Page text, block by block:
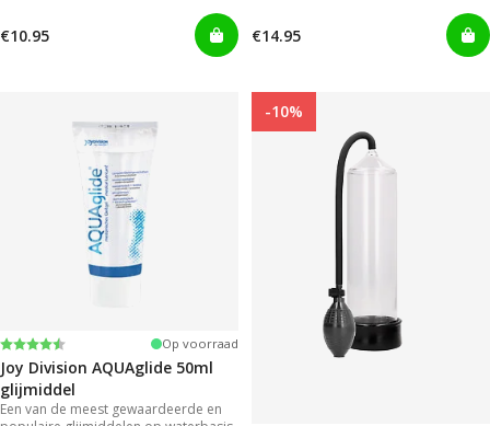
€10.95
te nemen met gels die onhandig en
rommelig zijn in gebruik.
€14.95
Beoordeling:
4.2 uit 5 sterren Op voorraad
Joy Division AQUAglide 50ml
glijmiddel
Een van de meest gewaardeerde en
-10%